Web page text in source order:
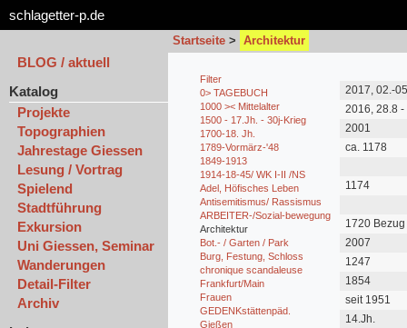
schlagetter-p.de
Startseite > Architektur
BLOG / aktuell
Katalog
Projekte
Topographien
Jahrestage Giessen
Lesung / Vortrag
Spielend
Stadtführung
Exkursion
Uni Giessen, Seminar
Wanderungen
Detail-Filter
Archiv
Filter
0> TAGEBUCH
1000 >< Mittelalter
1500 - 17.Jh. - 30j-Krieg
1700-18. Jh.
1789-Vormärz-'48
1849-1913
1914-18-45/ WK I-II /NS
Adel, Höfisches Leben
Antisemitismus/ Rassismus
ARBEITER-/Sozial-bewegung
Architektur
Bot.- / Garten / Park
Burg, Festung, Schloss
chronique scandaleuse
Frankfurt/Main
Frauen
GEDENKstättenpäd.
Gießen
2017, 02.-
2016, 28.8 -
2001
ca. 1178
1174
1720
2007
1247
1854
seit 1951
14.Jh.